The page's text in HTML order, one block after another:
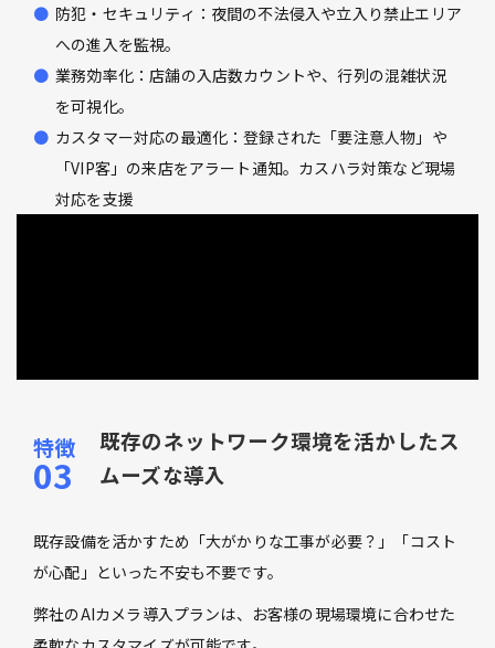
防犯・セキュリティ：夜間の不法侵入や立入り禁止エリア
への進入を監視。
業務効率化：店舗の入店数カウントや、行列の混雑状況
を可視化。
カスタマー対応の最適化：登録された「要注意人物」や
「VIP客」の来店をアラート通知。カスハラ対策など現場
対応を支援
既存のネットワーク環境を活かしたス
ムーズな導入
既存設備を活かすため「大がかりな工事が必要？」「コスト
が心配」といった不安も不要です。
弊社のAIカメラ導入プランは、お客様の現場環境に合わせた